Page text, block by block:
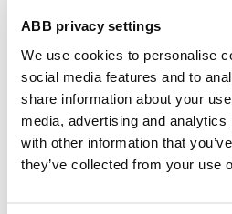
ABB privacy settings
We use cookies to personalise
social media features and to
share information about your
media, advertising and
with other information that
they’ve collected from your use
Stapgrootte afname
Bruto gewicht
Afmetingen verpakking (l x b x h)
CBS nummer